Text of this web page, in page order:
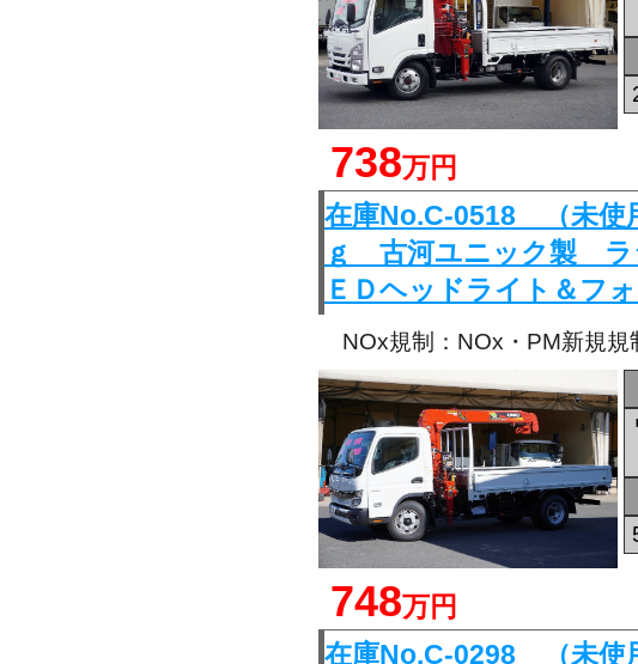
738万円
在庫No.C-0518 （未
ｇ 古河ユニック製
ＥＤヘッドライト＆
NOx規制：NOx・PM新規規
748万円
在庫No.C-0298 （未